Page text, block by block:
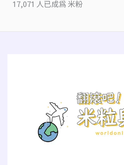
17,071 人已成為 米粉